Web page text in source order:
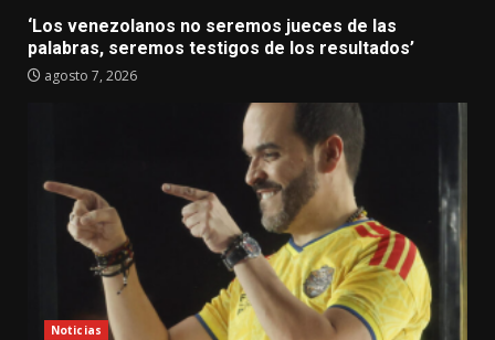
‘Los venezolanos no seremos jueces de las
palabras, seremos testigos de los resultados’
agosto 7, 2026
Noticias